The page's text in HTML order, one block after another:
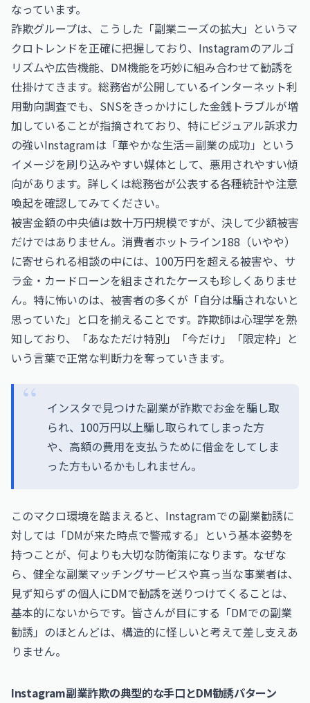
なっています。
詐欺グループは、こうした「副業ニーズの拡大」というマ
クロトレンドを正確に把握しており、Instagramのアルゴ
リズムや広告機能、DM機能を巧妙に組み合わせて勧誘を
仕掛けてきます。総務省が公開しているインターネット利
用動向調査でも、SNSをきっかけにした金銭トラブルが増
加していることが指摘されており、特にビジュアル訴求力
の強いInstagramは「華やかな生活＝副業の成功」という
イメージを刷り込みやすい媒体として、悪用されやすい傾
向があります。詳しくは総務省が公表する各種統計や注意
喚起を確認してみてください。
被害金額の中央値は数十万円規模ですが、決して少額被害
だけではありません。消費者ホットライン188（いやや）
に寄せられる相談の中には、100万円を超える被害や、サ
ラ金・カードローンを組まされたケースも珍しくありませ
ん。特に怖いのは、被害者の多くが「自分は騙されないと
思っていた」と口を揃えることです。詐欺師は心理学を熟
知しており、「あなただけ特別」「今だけ」「限定枠」と
いう言葉で正常な判断力を奪っていきます。
インスタで見つけた副業が詐欺でお金を騙し取
られ、100万円以上騙し取られてしまった方
や、高額の費用を支払うために借金をしてしま
った方もいるかもしれません。
このマクロ環境を踏まえると、Instagramでの副業勧誘に
対しては「DMが来た時点で警戒する」という基本姿勢を
持つことが、何よりも大切な防衛策になります。なぜな
ら、健全な副業マッチングサービスや真っ当な事業者は、
見ず知らずの個人にDMで勧誘を送りつけてくることは、
基本的にないからです。皆さんが目にする「DMでの副業
勧誘」のほとんどは、構造的に怪しいと考えて差し支えあ
りません。
Instagram副業詐欺の典型的な手口とDM勧誘パターン